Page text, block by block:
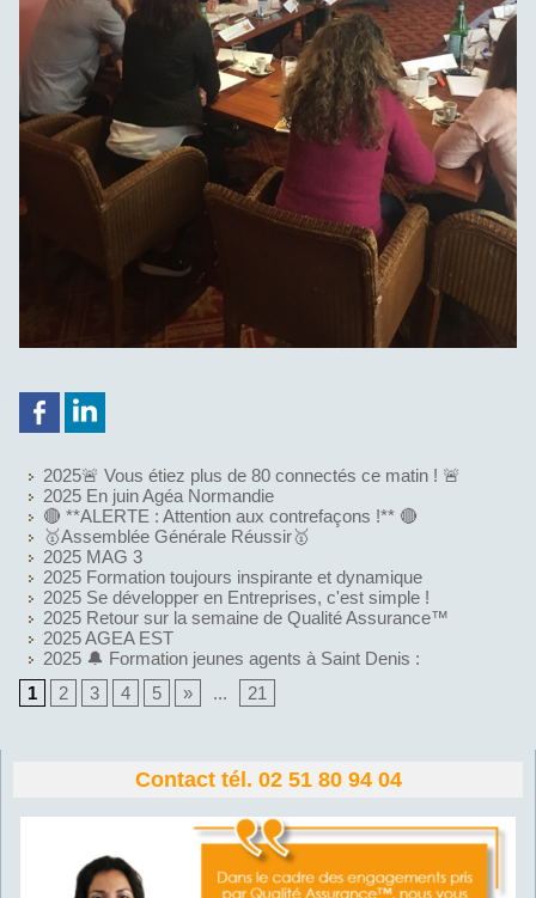
Contact tél. 02 51 80 94 04
2025🚨 Vous étiez plus de 80 connectés ce matin ! 🚨
2025 En juin Agéa Normandie
🔴 **ALERTE : Attention aux contrefaçons !** 🔴
🥇Assemblée Générale Réussir🥇
2025 MAG 3
2025 Formation toujours inspirante et dynamique
2025 Se développer en Entreprises, c'est simple !
2025 Retour sur la semaine de Qualité Assurance™
2025 AGEA EST
2025 🔔 Formation jeunes agents à Saint Denis :
1
2 3 4 5 » ... 21